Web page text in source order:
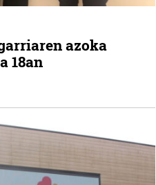
azoka
18an